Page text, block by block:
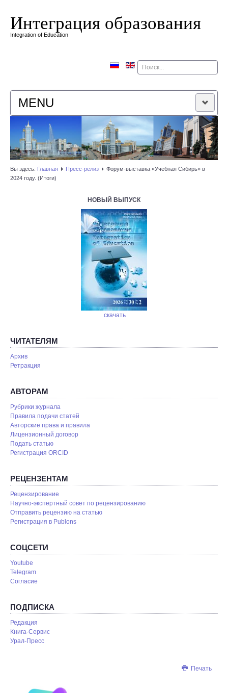
Интеграция образования
Integration of Education
Поиск
MENU
ГЛАВНАЯ
РЕДАКЦИОННАЯ КОЛЛЕГИЯ
РЕДАКЦИОННАЯ ПОЛИТИКА
Вы здесь: Главная Пресс-релиз
Форум-выставка «Учебная Сибирь» в
2024 году. (Итоги)
НОВЫЙ ВЫПУСК
скачать
ЧИТАТЕЛЯМ
Архив
Ретракция
АВТОРАМ
Рубрики журнала
Правила подачи статей
Авторские права и правила
Лицензионный договор
Подать статью
Регистрация ORCID
РЕЦЕНЗЕНТАМ
Рецензирование
Научно-экспертный совет по рецензированию
Отправить рецензию на статью
Pегистрация в Publons
СОЦСЕТИ
Youtube
Telegram
Согласие
ПОДПИСКА
Редакция
Книга-Сервис
Урал-Пресс
Печать